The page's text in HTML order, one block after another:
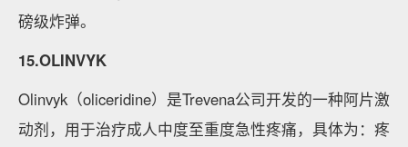
磅级炸弹。
15.OLINVYK
Olinvyk（oliceridine）是Trevena公司开发的一种阿片激
动剂，用于治疗成人中度至重度急性疼痛，具体为：疼